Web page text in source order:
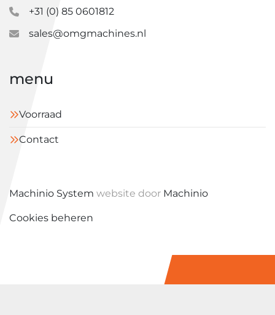
+31 (0) 85 0601812
sales@omgmachines.nl
menu
Voorraad
Contact
Machinio System website door Machinio
Cookies beheren